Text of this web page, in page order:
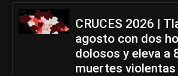
CRUCES 2026 |
agosto con dos
dolosos y eleva a
muertes violentas